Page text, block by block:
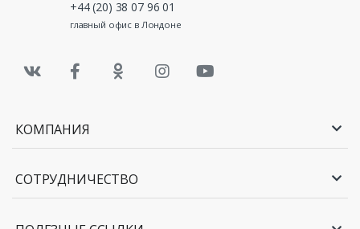
+44 (20) 38 07 96 01
главный офис в Лондоне
КОМПАНИЯ
СОТРУДНИЧЕСТВО